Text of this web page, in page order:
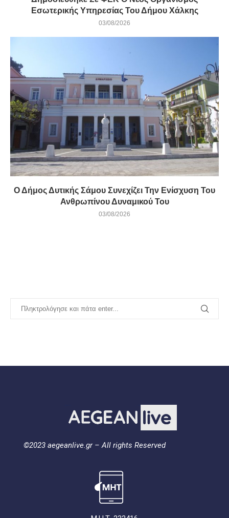
Εσωτερικής Υπηρεσίας Του Δήμου Χάλκης
03/08/2026
Ο Δήμος Δυτικής Σάμου Συνεχίζει Την Ενίσχυση Του
Ανθρωπίνου Δυναμικού Του
03/08/2026
©2023 aegeanlive.gr – All rights Reserved